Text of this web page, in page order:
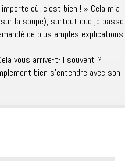
où, c’est bien ! » Cela m’a
la soupe), surtout que je passe
de plus amples explications
vous arrive-t-il souvent ?
bien s’entendre avec son